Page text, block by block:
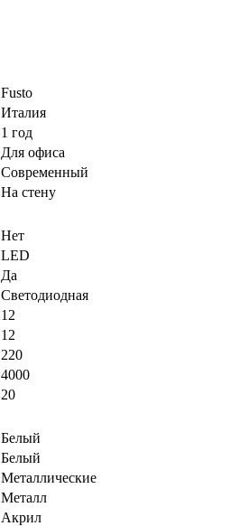
Fusto
Италия
1 год
Для офиса
Современный
На стену
Нет
LED
Да
Светодиодная
12
12
220
4000
20
Белый
Белый
Металлические
Металл
Акрил